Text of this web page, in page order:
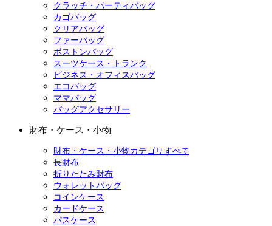
クラッチ・パーティバッグ
カゴバッグ
クリアバッグ
ファーバッグ
ボストンバッグ
スーツケース・トランク
ビジネス・オフィスバッグ
エコバッグ
ママバッグ
バッグアクセサリー
財布・ケース・小物
財布・ケース・小物カテゴリすべて
長財布
折りたたみ財布
ウォレットバッグ
コインケース
カードケース
パスケース